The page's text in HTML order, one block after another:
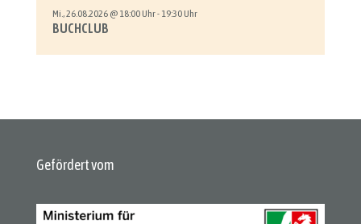
Mi., 26.08.2026 @ 18:00 Uhr - 19:30 Uhr
BUCHCLUB
Gefördert vom